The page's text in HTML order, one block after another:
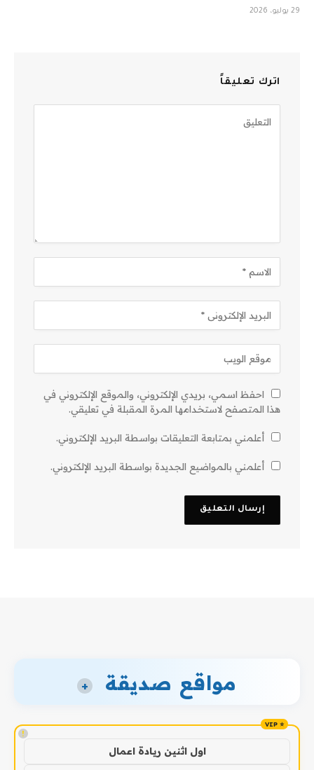
29 يوليو، 2026
اترك تعليقاً
احفظ اسمي، بريدي الإلكتروني، والموقع الإلكتروني في
هذا المتصفح لاستخدامها المرة المقبلة في تعليقي.
أعلمني بمتابعة التعليقات بواسطة البريد الإلكتروني.
أعلمني بالمواضيع الجديدة بواسطة البريد الإلكتروني.
مواقع صديقة +
!
اول اثنين ريادة اعمال